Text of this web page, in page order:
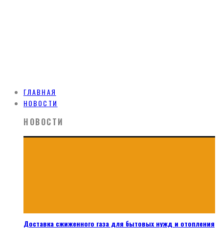
ГЛАВНАЯ
НОВОСТИ
НОВОСТИ
Доставка сжиженного газа для бытовых нужд и отопления